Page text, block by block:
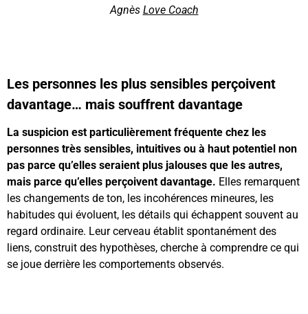
Agnès Love Coach
Les personnes les plus sensibles perçoivent
davantage… mais souffrent davantage
La suspicion est particulièrement fréquente chez les
personnes très sensibles, intuitives ou à haut potentiel non
pas parce qu’elles seraient plus jalouses que les autres,
mais parce qu’elles perçoivent davantage. Elles remarquent
les changements de ton, les incohérences mineures, les
habitudes qui évoluent, les détails qui échappent souvent au
regard ordinaire. Leur cerveau établit spontanément des
liens, construit des hypothèses, cherche à comprendre ce qui
se joue derrière les comportements observés.